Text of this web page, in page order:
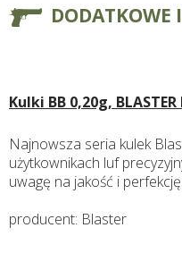
DODATKOWE
Kulki BB 0,20g,
Najnowsza seria kulek
użytkownikach luf
uwagę na jakość i
producent: Blaster